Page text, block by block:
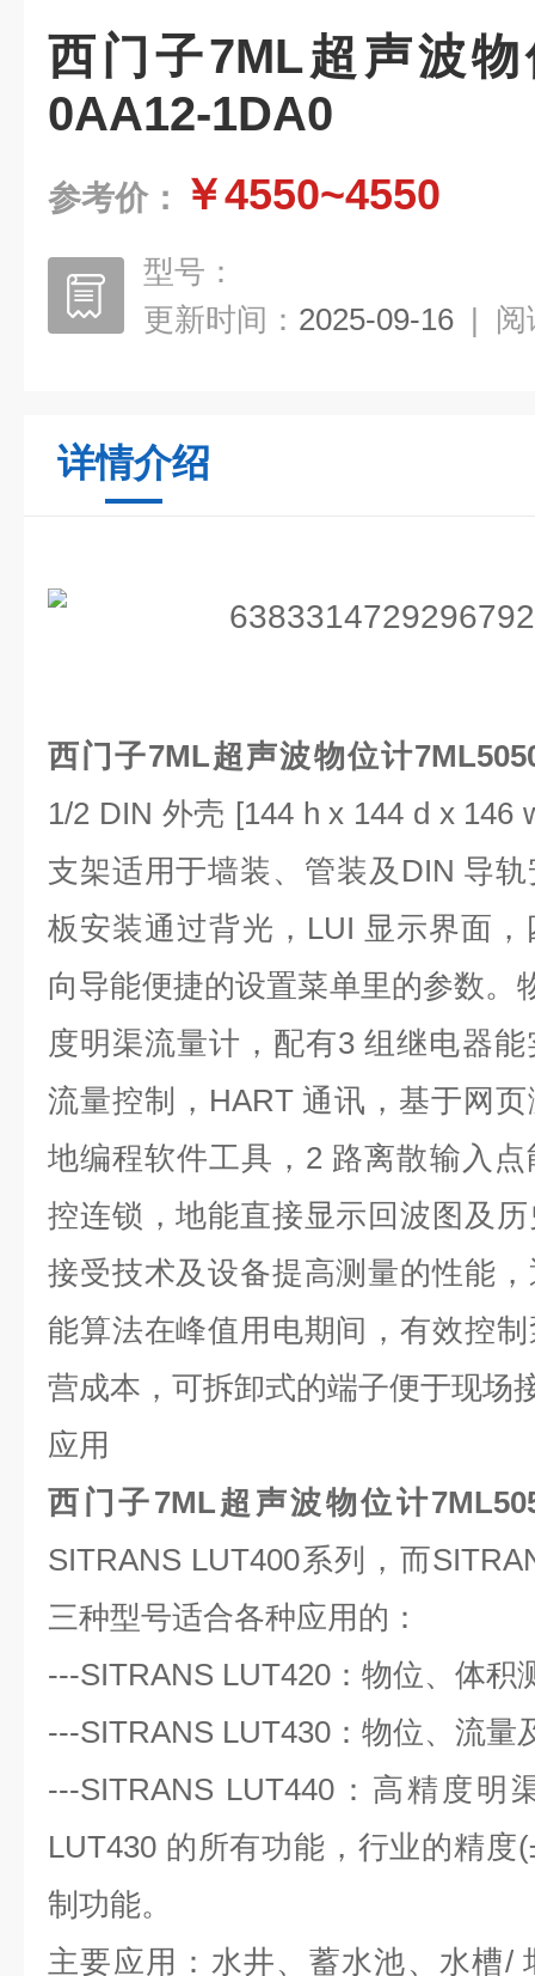
西门子7ML超声波物
0AA12-1DA0
参考价： ￥4550~4550
型号：
更新时间： 2025-09-16 | 阅
详情介绍
西门子7ML超声波物位计
1/2 DIN 外壳 [144 h x 144 d x 146
支架适用于墙装、管装及DIN 导
板安装通过背光，LUI 显示界面
向导能便捷的设置菜单里的参数。
度明渠流量计，配有3 组继电器
流量控制，HART 通讯，基于网
地编程软件工具，2 路离散输入
控连锁，地能直接显示回波图及
接受技术及设备提高测量的性能
能算法在峰值用电期间，有效控
营成本，可拆卸式的端子便于现场
应用
西门子7ML超声波物位计
SITRANS LUT400系列，而
三种型号适合各种应用的：
---SITRANS LUT420：物位、体积
---SITRANS LUT430：物位、流量
---SITRANS LUT440：高精度明
LUT430 的所有功能，行业的精度
制功能。
主要应用：水井、蓄水池、水槽/